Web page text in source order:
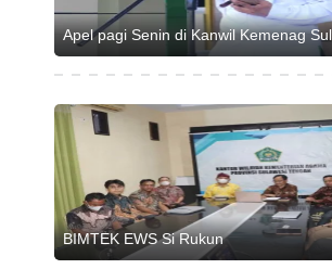
Apel pagi Senin di Kanwil Kemenag
BIMTEK EWS Si Rukun